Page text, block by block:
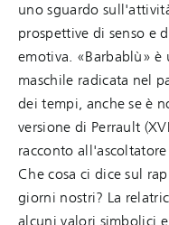
uno sguardo
prospettive di senso e
emotiva. «Barbablù» è
maschile radicata nel
dei tempi, anche se è
versione di Perrault
racconto
Che cosa ci dice sul
giorni nostri? La
alcuni valori simbolici